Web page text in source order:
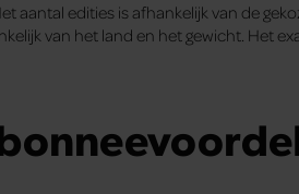
aantal edities is afhankelijk van de
van het land en het gewicht. Het